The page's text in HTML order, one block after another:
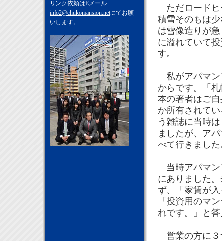
ただロードヒ
積雪そのもは
は雪像造りが
に溢れていて
す。
私がアパマン
からです。「
本の著者はご
か所有されて
う雑誌に当時
ましたが、ア
べて行きました
当時アパマン
にありました
ず、「家賃が
「投資用のマ
れです。」と
営業の方に３
リンク依頼はEメール
info2@chukomansion.netにてお願
いします。